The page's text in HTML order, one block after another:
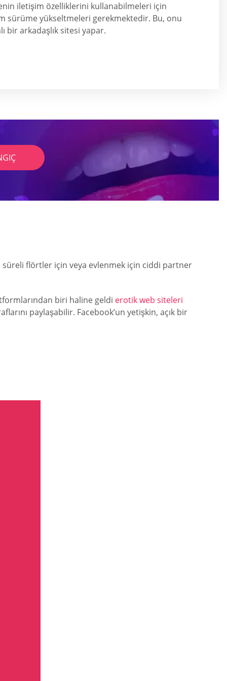
iletişim özelliklerini kullanabilmeleri için
sürüme yükseltmeleri gerekmektedir. Bu, onu
bir arkadaşlık sitesi yapar.
süreli flörtler için veya evlenmek için ciddi partner
biri haline geldi erotik web siteleri
paylaşabilir. Facebook’un yetişkin, açık bir